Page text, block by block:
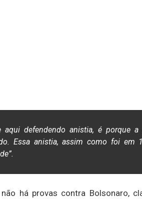
aqui defendendo anistia, é porque
Essa anistia, assim como foi em
há provas contra Bolsonaro,